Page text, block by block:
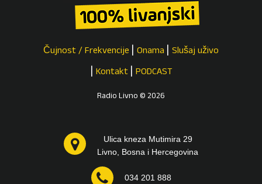
Čujnost / Frekvencije Onama Slušaj uživo
Kontakt PODCAST
Radio Livno © 2026
Ulica kneza Mutimira 29
Livno, Bosna i Hercegovina
034 201 888